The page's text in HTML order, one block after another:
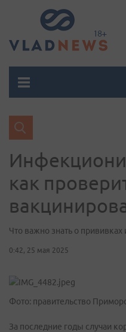
как
Что важно знать о
0:42, 25 мая 2025
Фото: правительство
За последние годы случаи